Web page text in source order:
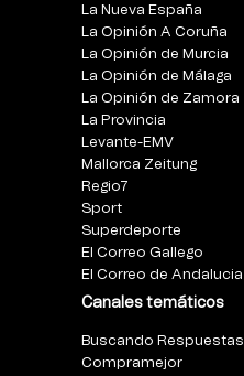
La Nueva España
La Opinión A Coruña
La Opinión de Murcia
La Opinión de Málaga
La Opinión de Zamora
La Provincia
Levante-EMV
Mallorca Zeitung
Regio7
Sport
Superdeporte
El Correo Gallego
El Correo de Andalucia
Canales temáticos
Buscando Respuestas
Compramejor